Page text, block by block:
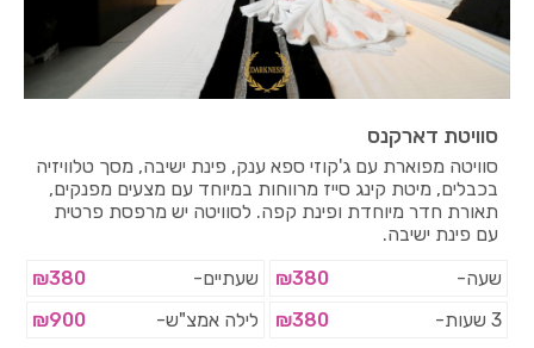
סוויטת דארקנס
סוויטה מפוארת עם ג'קוזי ספא ענק, פינת ישיבה, מסך טלוויזיה
בכבלים, מיטת קינג סייז מרווחות במיוחד עם מצעים מפנקים,
תאורת חדר מיוחדת ופינת קפה. לסוויטה יש מרפסת פרטית
עם פינת ישיבה.
שעה-
₪380 שעתיים-
₪380
3 שעות-
₪380 לילה אמצ"ש- ₪900